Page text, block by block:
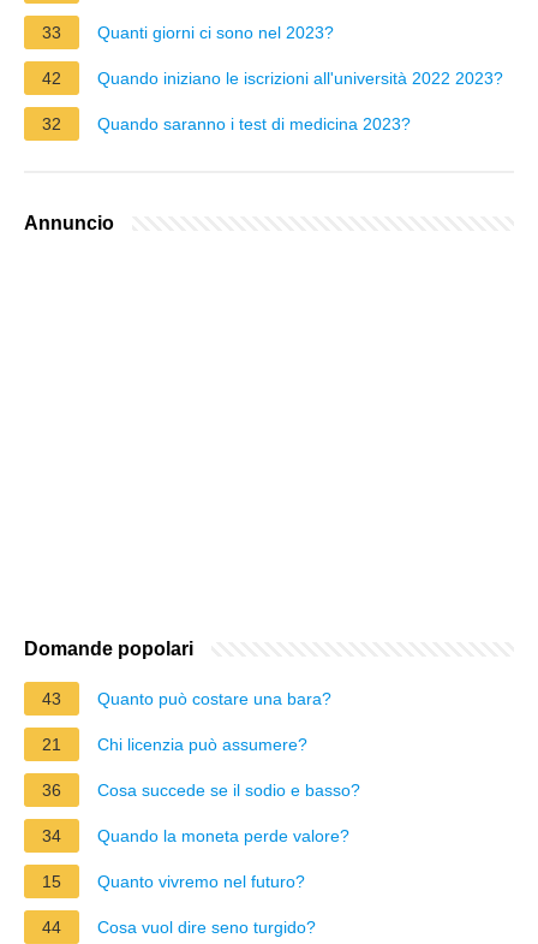
33 Quanti giorni ci sono nel 2023?
42 Quando iniziano le iscrizioni all'università 2022 2023?
32 Quando saranno i test di medicina 2023?
Annuncio
Domande popolari
43 Quanto può costare una bara?
21 Chi licenzia può assumere?
36 Cosa succede se il sodio e basso?
34 Quando la moneta perde valore?
15 Quanto vivremo nel futuro?
44 Cosa vuol dire seno turgido?